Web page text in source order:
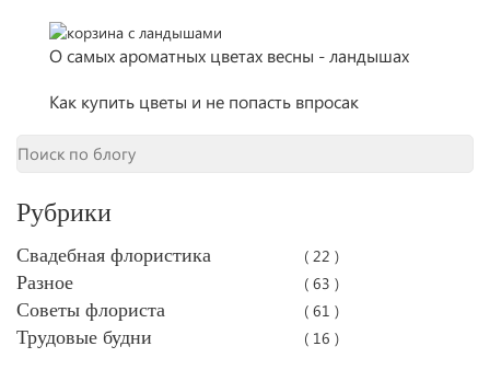
О самых ароматных цветах весны - ландышах
Как купить цветы и не попасть впросак
Рубрики
Свадебная флористика ( 22 )
Разное ( 63 )
Советы флориста ( 61 )
Трудовые будни ( 16 )